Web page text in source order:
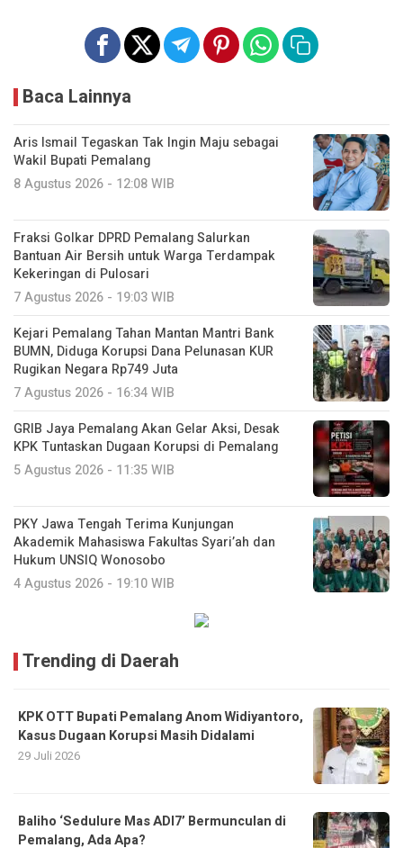
Baca Lainnya
Aris Ismail Tegaskan Tak Ingin Maju sebagai
Wakil Bupati Pemalang
8 Agustus 2026 - 12:08 WIB
Fraksi Golkar DPRD Pemalang Salurkan
Bantuan Air Bersih untuk Warga Terdampak
Kekeringan di Pulosari
7 Agustus 2026 - 19:03 WIB
Kejari Pemalang Tahan Mantan Mantri Bank
BUMN, Diduga Korupsi Dana Pelunasan KUR
Rugikan Negara Rp749 Juta
7 Agustus 2026 - 16:34 WIB
GRIB Jaya Pemalang Akan Gelar Aksi, Desak
KPK Tuntaskan Dugaan Korupsi di Pemalang
5 Agustus 2026 - 11:35 WIB
PKY Jawa Tengah Terima Kunjungan
Akademik Mahasiswa Fakultas Syari’ah dan
Hukum UNSIQ Wonosobo
4 Agustus 2026 - 19:10 WIB
Trending di Daerah
KPK OTT Bupati Pemalang Anom Widiyantoro,
Kasus Dugaan Korupsi Masih Didalami
29 Juli 2026
Baliho ‘Sedulure Mas ADI7’ Bermunculan di
Pemalang, Ada Apa?